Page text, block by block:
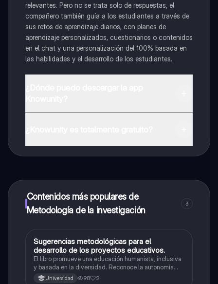
relevantes. Pero no se trata solo de respuestas, el
compañero también guía a los estudiantes a través de
sus retos de aprendizaje diarios, con planes de
aprendizaje personalizados, cuestionarios o contenidos
en el chat y una personalización del 100% basada en
las habilidades y el desarrollo de los estudiantes.
a determinadas funciones.
Contenidos más populares de
Metodología de la investigación
3
Metodología de la investigación
Sugerencias metodológicas para el
desarrollo de los proyectos educativos.
El libro promueve una educación humanista, inclusiva
y basada en la diversidad. Reconoce la autonomía
docente y presenta metodologías como proyectos
Universidad 98 2